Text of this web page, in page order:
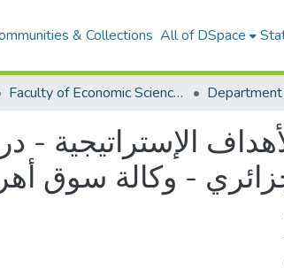
& Collections All of DSpace
Faculty of Economic Sciences, Commerce and Management Sciences
الإستراتيجية -
- وكالة سوق